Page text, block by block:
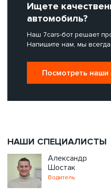
Ищете
автомобиль?
Наш 7cars-бот решает
Напишите нам, мы
Посмотреть наши
НАШИ СПЕЦИАЛИСТЫ
Александр
Шостак
Водитель